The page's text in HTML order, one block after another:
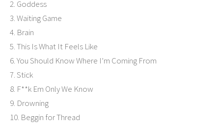
2. Goddess
3. Waiting Game
4. Brain
5. This Is What It Feels Like
6. You Should Know Where I’m Coming From
7. Stick
8. F**k Em Only We Know
9. Drowning
10. Beggin for Thread